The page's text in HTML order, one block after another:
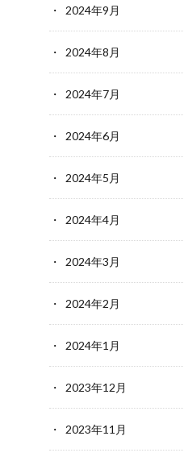
2024年9月
2024年8月
2024年7月
2024年6月
2024年5月
2024年4月
2024年3月
2024年2月
2024年1月
2023年12月
2023年11月